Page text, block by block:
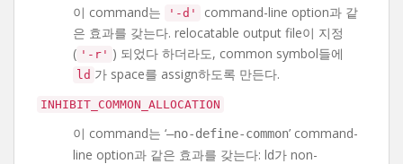
이 command는 '-d'
command-line option과 같
은 효과를 갖는다. relocatable output file이 지정
( '-r' ) 되었다 하더라도, common symbol들에
ld 가 space를 assign하도록 만든다.
INHIBIT_COMMON_ALLOCATION
이 command는 ‘–no-define-common’ command-
line option과 같은 효과를 갖는다: ld가 non-